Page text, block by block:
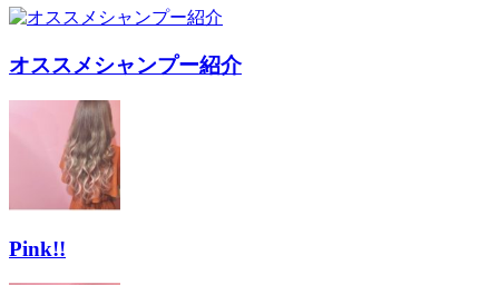
オススメシャンプー紹介
Pink!!